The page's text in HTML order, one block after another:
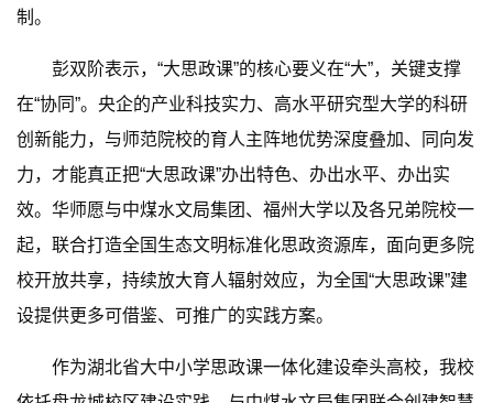
制。
彭双阶表示，“大思政课”的核心要义在“大”，关键支撑
在“协同”。央企的产业科技实力、高水平研究型大学的科研
创新能力，与师范院校的育人主阵地优势深度叠加、同向发
力，才能真正把“大思政课”办出特色、办出水平、办出实
效。华师愿与中煤水文局集团、福州大学以及各兄弟院校一
起，联合打造全国生态文明标准化思政资源库，面向更多院
校开放共享，持续放大育人辐射效应，为全国“大思政课”建
设提供更多可借鉴、可推广的实践方案。
作为湖北省大中小学思政课一体化建设牵头高校，我校